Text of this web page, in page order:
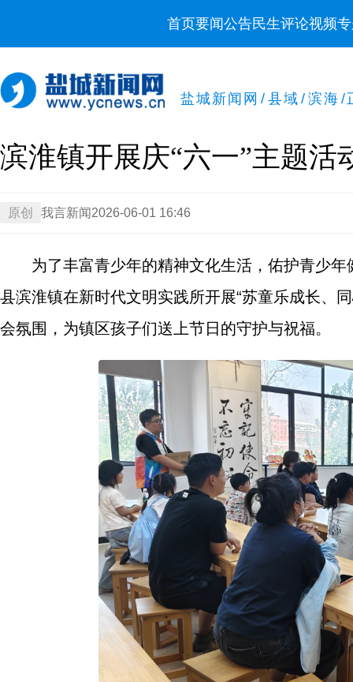
首页要闻公告民生评论视频
盐城新闻网 / 县域 / 滨海 /
滨淮镇开展庆“六一”主题活
原创 我言新闻 2026-06-01 16:46
为了丰富青少年的精神文化生活，佑护青少
县滨淮镇在新时代文明实践所开展“苏童乐成长、
会氛围，为镇区孩子们送上节日的守护与祝福。